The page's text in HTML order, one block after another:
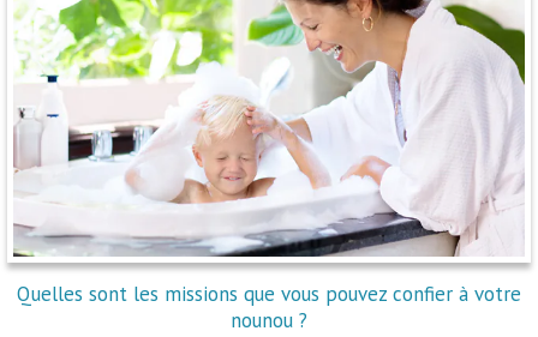
Quelles sont les missions que vous pouvez confier à votre
nounou ?